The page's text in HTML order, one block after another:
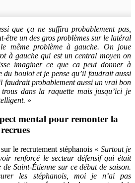
que ça ne suffira probablement pas,
être un des gros problèmes sur le latéral
même problème à gauche. On joue
à gauche qui est un central moyen on
imaginer ce que ca peut donner à
boulot et je pense qu’il faudrait aussi
faudrait probablement aussi un vrai bon
dans la raquette mais jusqu’ici je
»
mental pour remonter la
le recrutement stéphanois « Surtout je
renforcé le secteur défensif qui était
Saint-Étienne sur ce début de saison.
les stéphanois, moi je n’ai pas